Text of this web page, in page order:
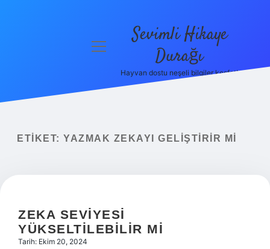
menüyü
Sevimli Hikaye
Durağı
Hayvan dostu neşeli bilgiler keşfet!
ETIKET: YAZMAK ZEKAYI GELIŞTIRIR MI
ZEKA SEVIYESI
YÜKSELTILEBILIR MI
Tarih: Ekim 20, 2024